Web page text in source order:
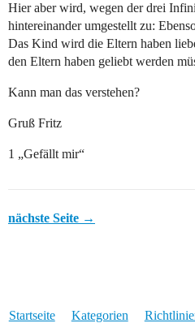
Hier aber wird, wegen der drei
hintereinander umgestellt zu:
Das Kind wird die Eltern haben
den Eltern haben geliebt werden
Kann man das verstehen?
Gruß Fritz
1 „Gefällt mir“
nächste Seite →
Startseite Kategorien